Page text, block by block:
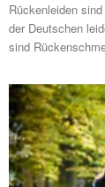
Rückenleiden
der Deutschen
sind